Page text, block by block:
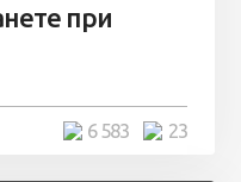
при
23
6 583